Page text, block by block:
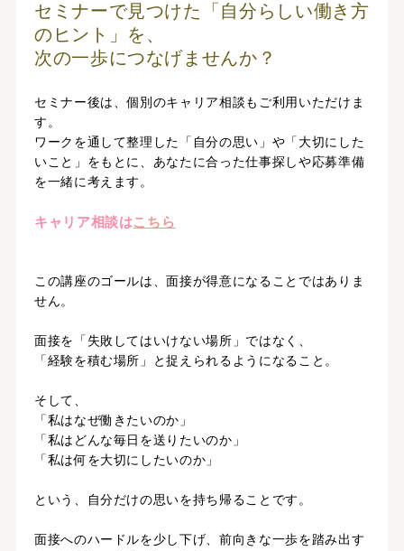
セミナーで見つけた「自分らしい働き方
のヒント」を、
次の一歩につなげませんか？
セミナー後は、個別のキャリア相談もご利用いただけま
す。
ワークを通して整理した「自分の思い」や「大切にした
いこと」をもとに、あなたに合った仕事探しや応募準備
を一緒に考えます。
キャリア相談はこちら
この講座のゴールは、面接が得意になることではありま
せん。
面接を「失敗してはいけない場所」ではなく、
「経験を積む場所」と捉えられるようになること。
そして、
「私はなぜ働きたいのか」
「私はどんな毎日を送りたいのか」
「私は何を大切にしたいのか」
という、自分だけの思いを持ち帰ることです。
面接へのハードルを少し下げ、前向きな一歩を踏み出す